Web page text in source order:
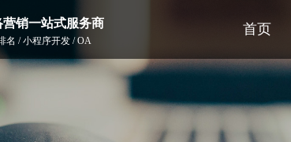
销一站式服务商
名 / 小程序开发 / OA
首页